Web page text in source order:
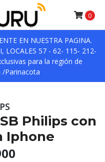
EN NUESTRA PAGINA.
LOCALES 57 - 62- 115- 212-
para la región de
/Parinacota
0
Philips con
Iphone